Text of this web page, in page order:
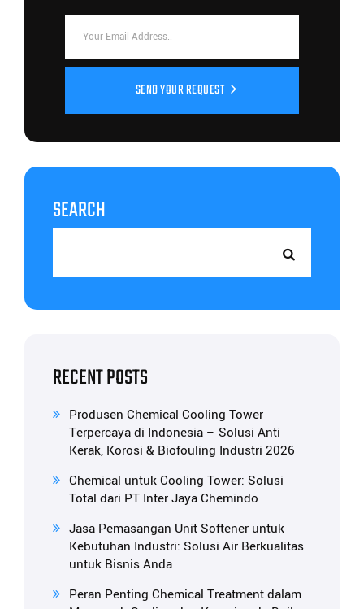
SEND YOUR REQUEST
SEARCH
RECENT POSTS
Produsen Chemical Cooling Tower
Terpercaya di Indonesia – Solusi Anti
Kerak, Korosi & Biofouling Industri 2026
Chemical untuk Cooling Tower: Solusi
Total dari PT Inter Jaya Chemindo
Jasa Pemasangan Unit Softener untuk
Kebutuhan Industri: Solusi Air Berkualitas
untuk Bisnis Anda
Peran Penting Chemical Treatment dalam